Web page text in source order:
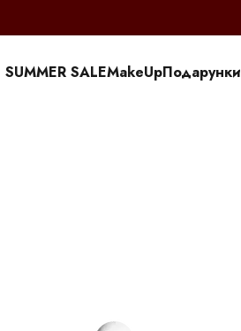
SUMMER SALEMakeUpПодарунки